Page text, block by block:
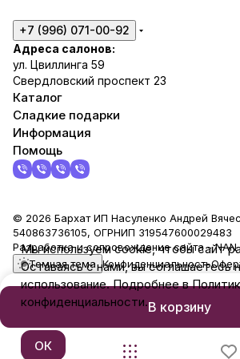
В корзину
+7 (996) 071-00-92
Адреса салонов:
ул. Цвиллинга 59
Свердловский проспект 23
Каталог
Сладкие подарки
Информация
Помощь
© 2026 Бархат ИП Насуленко Андрей
540863736105, ОГРНИП 319547600029483
Разработка и сопровождение сайта -NAN
Темная тема Конфиденциальность
Мы используем cookie, чтобы сайт
Оставаясь с нами, вы соглашаетесь
использование. Подробнее в
конфиденциальности.
ОК